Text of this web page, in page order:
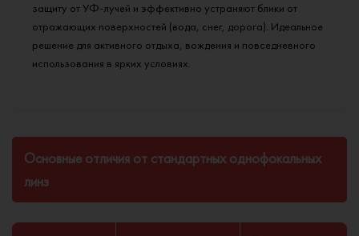
защиту от УФ-лучей и эффективно устраняют блики от
отражающих поверхностей (вода, снег, дорога). Идеальное
решение для активного отдыха, вождения и повседневного
использования в ярких условиях.
Основные отличия от стандартных однофокальных
линз